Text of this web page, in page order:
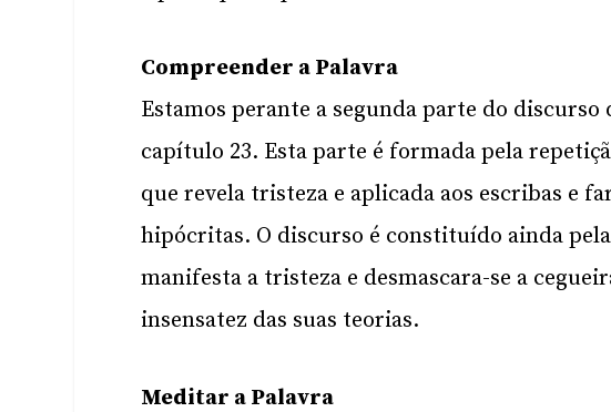
Compreender a Palavra
Estamos perante a segunda parte do
capítulo 23. Esta parte é formada pela
que revela tristeza e aplicada aos escribas e
hipócritas. O discurso é constituído ainda
manifesta a tristeza e desmascara-se a
insensatez das suas teorias.
Meditar a Palavra